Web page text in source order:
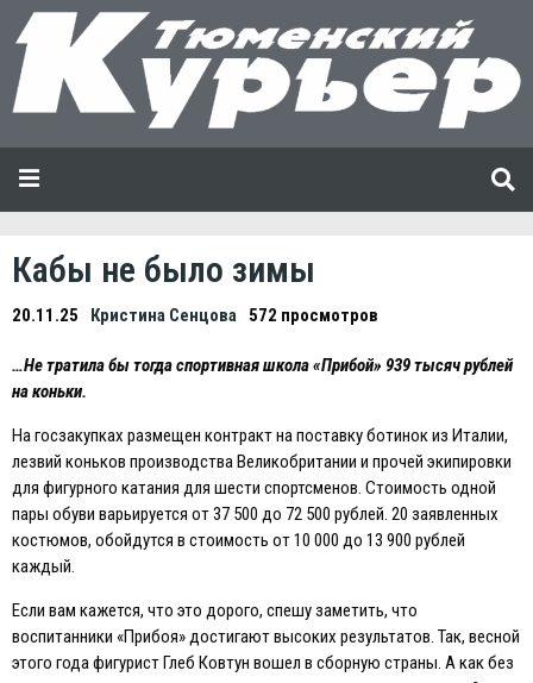
Кабы не было зимы
20.11.25 Кристина Сенцова 572 просмотров
…Не тратила бы тогда спортивная школа «Прибой» 939 тысяч рублей
на коньки.
На госзакупках размещен контракт на поставку ботинок из Италии,
лезвий коньков производства Великобритании и прочей экипировки
для фигурного катания для шести спортсменов. Стоимость одной
пары обуви варьируется от 37 500 до 72 500 рублей. 20 заявленных
костюмов, обойдутся в стоимость от 10 000 до 13 900 рублей
каждый.
Eсли вам кажется, что это дорого, спешу заметить, что
воспитанники «Прибоя» достигают высоких результатов. Так, весной
этого года фигурист Глеб Ковтун вошел в сборную страны. А как без